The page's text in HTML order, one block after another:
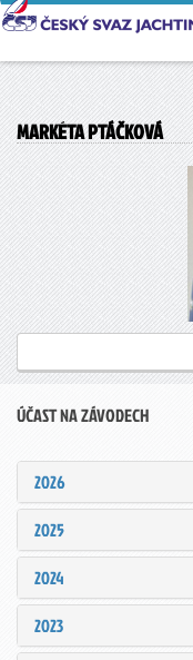
MARKÉTA PTÁČKOVÁ
ÚČAST NA ZÁVODECH
2026
2025
2024
2023